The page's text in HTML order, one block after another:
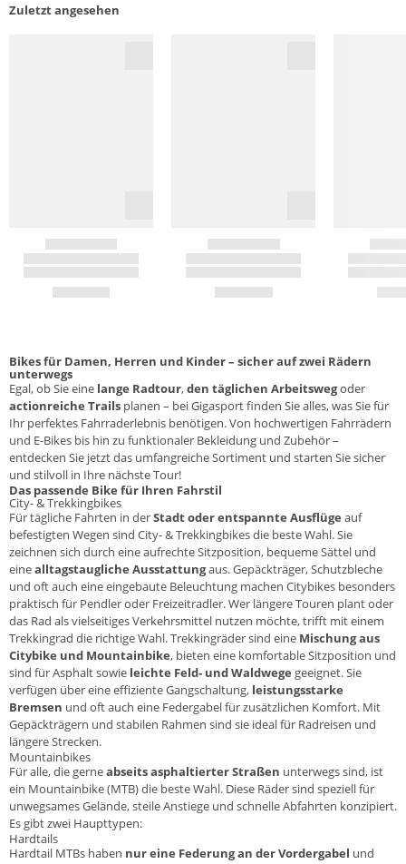
Zuletzt angesehen
Bikes für Damen, Herren und Kinder – sicher auf zwei Rädern
unterwegs
Egal, ob Sie eine lange Radtour,den täglichen Arbeitswegoder
actionreiche Trails planen – bei Gigasport finden Sie alles, was Sie für
Ihr perfektes Fahrraderlebnis benötigen. Von hochwertigen Fahrrädern
und E-Bikes bis hin zu funktionaler Bekleidung und Zubehör–
entdecken Sie jetzt das umfangreiche Sortiment und starten Sie sicher
und stilvoll in Ihre nächste Tour!
Das passende Bike für Ihren Fahrstil
City- & Trekkingbikes
Für tägliche Fahrten in derStadt oder entspannte Ausflüge auf
befestigten Wegen sind City- & Trekkingbikesdie beste Wahl. Sie
zeichnen sich durch eine aufrechte Sitzposition, bequeme Sättel und
einealltagstaugliche Ausstattungaus. Gepäckträger, Schutzbleche
und oft auch eine eingebaute Beleuchtung machen Citybikes besonders
praktisch für Pendler oder Freizeitradler. Wer längere Touren plant oder
das Rad als vielseitiges Verkehrsmittel nutzen möchte, trifft mit einem
Trekkingrad die richtige Wahl. Trekkingräder sind eine Mischung aus
Citybike und Mountainbike, bieten eine komfortable Sitzposition und
sind für Asphalt sowie leichte Feld- und Waldwege geeignet. Sie
verfügen über eine effiziente Gangschaltung, leistungsstarke
Bremsen und oft auch eine Federgabel für zusätzlichen Komfort. Mit
Gepäckträgern und stabilen Rahmen sind sie ideal für Radreisen und
längere Strecken.
Mountainbikes
Für alle, die gerneabseits asphaltierter Straßen unterwegs sind, ist
ein Mountainbike(MTB) die beste Wahl. Diese Räder sind speziell für
unwegsames Gelände, steile Anstiege und schnelle Abfahrten konzipiert.
Es gibt zwei Haupttypen:
Hardtails
Hardtail MTBs haben nur eine Federung an der Vordergabel und